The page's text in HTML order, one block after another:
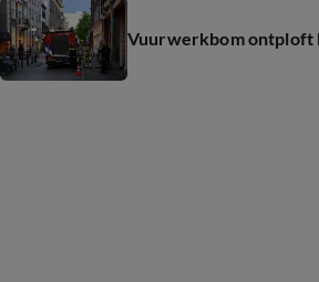
Vuurwerkbom ontploft